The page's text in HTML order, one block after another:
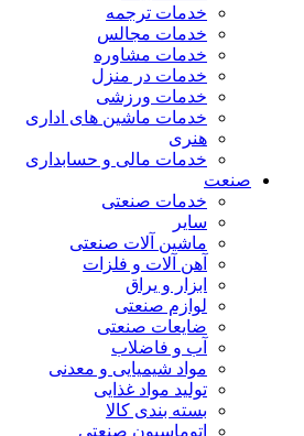
خدمات ترجمه
خدمات مجالس
خدمات مشاوره
خدمات در منزل
خدمات ورزشی
خدمات ماشین های اداری
هنری
خدمات مالی و حسابداری
صنعت
خدمات صنعتی
سایر
ماشین آلات صنعتی
آهن آلات و فلزات
ابزار و یراق
لوازم صنعتی
ضایعات صنعتی
آب و فاضلاب
مواد شیمیایی و معدنی
تولید مواد غذایی
بسته بندی کالا
اتوماسیون صنعتی